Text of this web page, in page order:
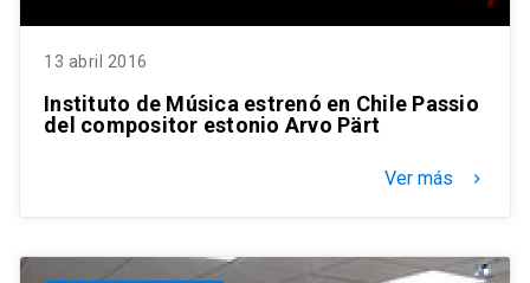
13 abril 2016
Instituto de Música estrenó en Chile Passio
del compositor estonio Arvo Pärt
Ver más keyboard_arrow_right